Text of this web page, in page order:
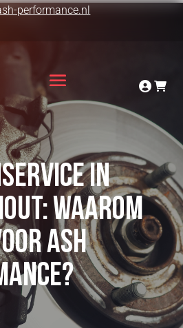
performance.nl
in
Waarom
ASH